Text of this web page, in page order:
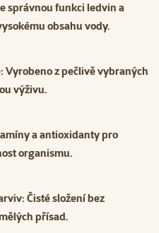
správnou funkci ledvin a
obsahu vody.
Vyrobeno z pečlivě vybraných
výživu.
a antioxidanty pro
organismu.
Čisté složení bez
přísad.